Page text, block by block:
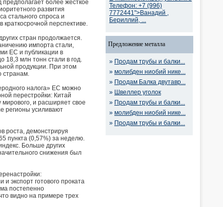
более жесткое
развития
стального спроса и
перспективе.
стран продолжается.
импорта стали,
ЕС и публикации в
18,3 млн тонн стали в год.
продукции. При этом
странам.
налога» ЕС можно
перестройки: Китай
и расширяет свое
регионы усиливают
роста, демонстрируя
пункта (0,57%) за неделю.
Больше других
снижения был
экспорт готового проката
постепенно
видно на примере трех
Телефон: +7 (996)
7772441">Ванадий ,
Бериллий, ...
Предложение металла
» Продам трубы и балки...
» молибден ниобий нике...
» Продам Балка двутавр...
» Швеллер уголок
» Продам трубы и балки...
» молибден ниобий нике...
» Продам трубы и балки...